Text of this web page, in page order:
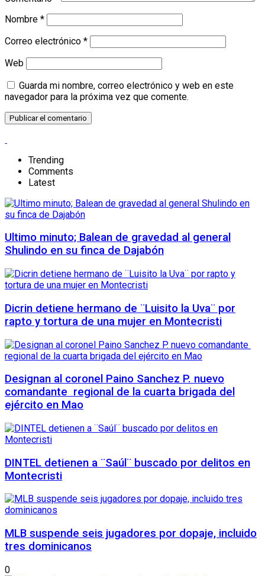
Nombre *
Correo electrónico *
Web
Guarda mi nombre, correo electrónico y web en este
navegador para la próxima vez que comente.
Trending
Comments
Latest
Ultimo minuto; Balean de gravedad al general
Shulindo en su finca de Dajabón
Dicrin detiene hermano de ¨Luisito la Uva¨ por
rapto y tortura de una mujer en Montecristi
Designan al coronel Paino Sanchez P. nuevo
comandante regional de la cuarta brigada del
ejército en Mao
DINTEL detienen a ¨Saúl¨ buscado por delitos en
Montecristi
MLB suspende seis jugadores por dopaje, incluido
tres dominicanos
0